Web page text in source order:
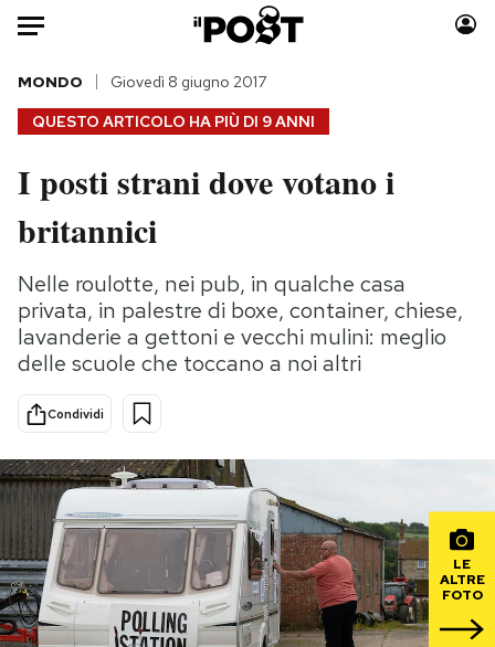
Auto
HOME
Italia
Politica
Tecnologia
Internet
Scienza
Cultura
Economia
Moda
Storie/Idee
Ok Boomer!
Media
Europa
PODCAST
NEWSLETTER
QUESTO ARTICOLO HA PIÙ DI 9 ANNI
MONDO Giovedì 8 giugno 2017
I posti strani dove votano i
britannici
Nelle roulotte, nei pub, in qualche casa
privata, in palestre di boxe, container, chiese,
lavanderie a gettoni e vecchi mulini: meglio
delle scuole che toccano a noi altri
Condividi
LE
ALTRE
FOTO